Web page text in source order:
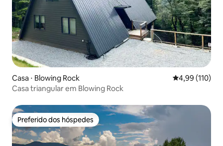
Casa ⋅ Blowing Rock 4,99 de uma
4,99 (110)
Casa triangular em Blowing Rock
Preferido dos hóspedes
Preferido dos hóspedes